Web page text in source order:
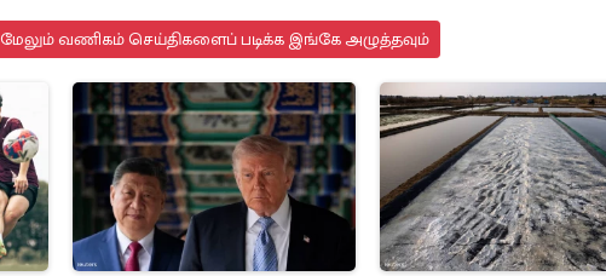
மேலும் வணிகம் செய்திகளைப் படிக்க இங்கே அழுத்தவும்